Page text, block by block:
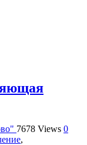
7678 Views 0
,